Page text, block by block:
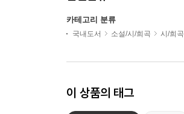
카테고리 분류
국내도서 소설/시/희곡 시/희곡
이 상품의 태그